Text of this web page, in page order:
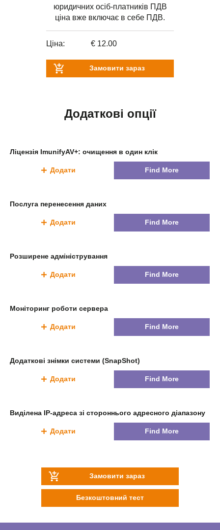
юридичних осіб-платників ПДВ
ціна вже включає в себе ПДВ.
Ціна: € 12.00
Замовити зараз
Додаткові опції
Ліцензія ImunifyAV+: очищення в один клік
Додати Find More
Послуга перенесення даних
Додати Find More
Розширене адміністрування
Додати Find More
Моніторинг роботи сервера
Додати Find More
Додаткові знімки системи (SnapShot)
Додати Find More
Виділена IP-адреса зі стороннього адресного діапазону
Додати Find More
Замовити зараз
Безкоштовний тест